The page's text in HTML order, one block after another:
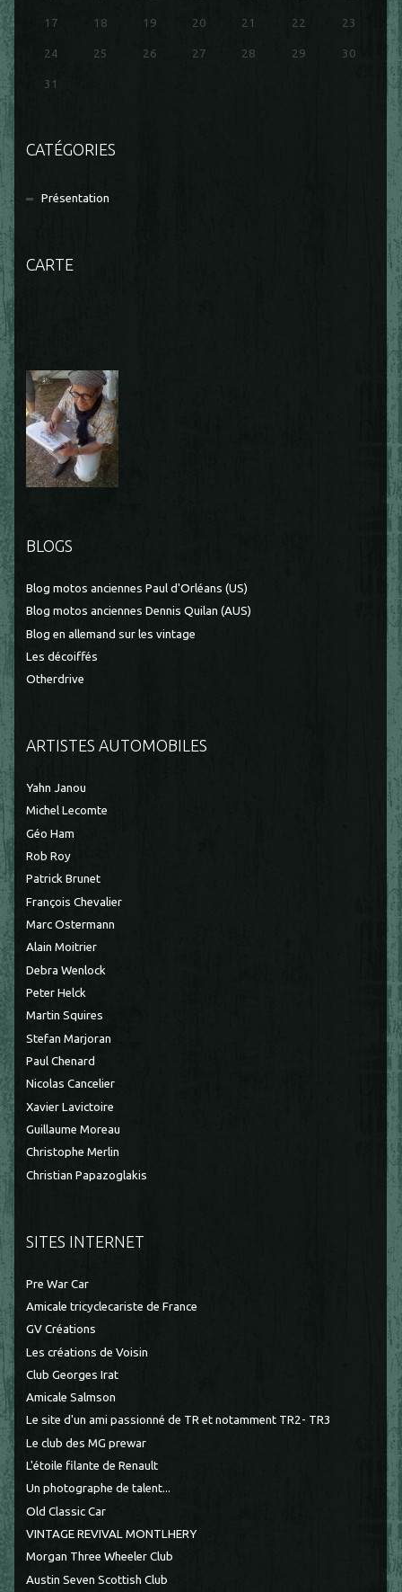
17 18 19 20 21 22 23
24 25 26 27 28 29 30
31
CATÉGORIES
Présentation
CARTE
BLOGS
Blog motos anciennes Paul d'Orléans (US)
Blog motos anciennes Dennis Quilan (AUS)
Blog en allemand sur les vintage
Les décoiffés
Otherdrive
ARTISTES AUTOMOBILES
Yahn Janou
Michel Lecomte
Géo Ham
Rob Roy
Patrick Brunet
François Chevalier
Marc Ostermann
Alain Moitrier
Debra Wenlock
Peter Helck
Martin Squires
Stefan Marjoran
Paul Chenard
Nicolas Cancelier
Xavier Lavictoire
Guillaume Moreau
Christophe Merlin
Christian Papazoglakis
SITES INTERNET
Pre War Car
Amicale tricyclecariste de France
GV Créations
Les créations de Voisin
Club Georges Irat
Amicale Salmson
Le site d'un ami passionné de TR et notamment TR2- TR3
Le club des MG prewar
L'étoile filante de Renault
Un photographe de talent...
Old Classic Car
VINTAGE REVIVAL MONTLHERY
Morgan Three Wheeler Club
Austin Seven Scottish Club